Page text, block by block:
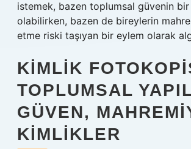
istemek, bazen toplumsal güvenin
olabilirken, bazen de bireylerin
etme riski taşıyan bir eylem olarak
KIMLIK
TOPLUMSAL
GÜVEN,
KIMLIKLER